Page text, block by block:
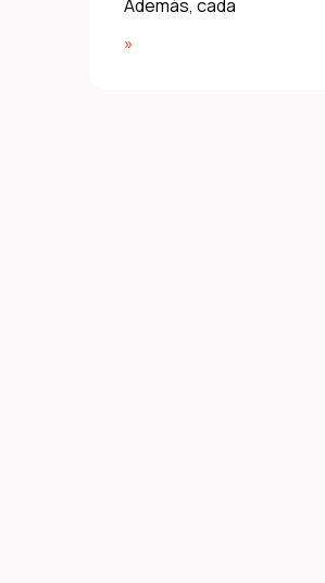
Además, cada
»